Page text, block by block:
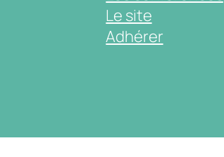
Le site
Adhérer